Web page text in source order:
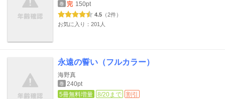
巻 完 150pt
4.5 （2件）
お気に入り：201人
永遠の誓い（フルカラー）
海野真
巻
240pt
5冊無料増量
8/20まで 割引